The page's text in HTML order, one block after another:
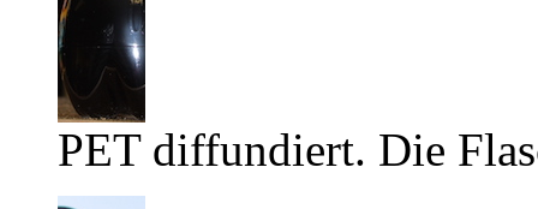
PET diffundiert. Die